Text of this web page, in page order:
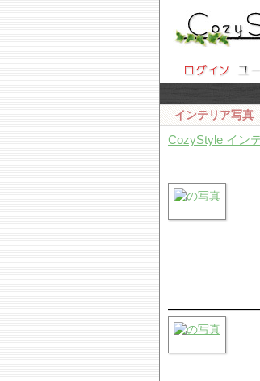
インテリア写真
CozyStyle イン